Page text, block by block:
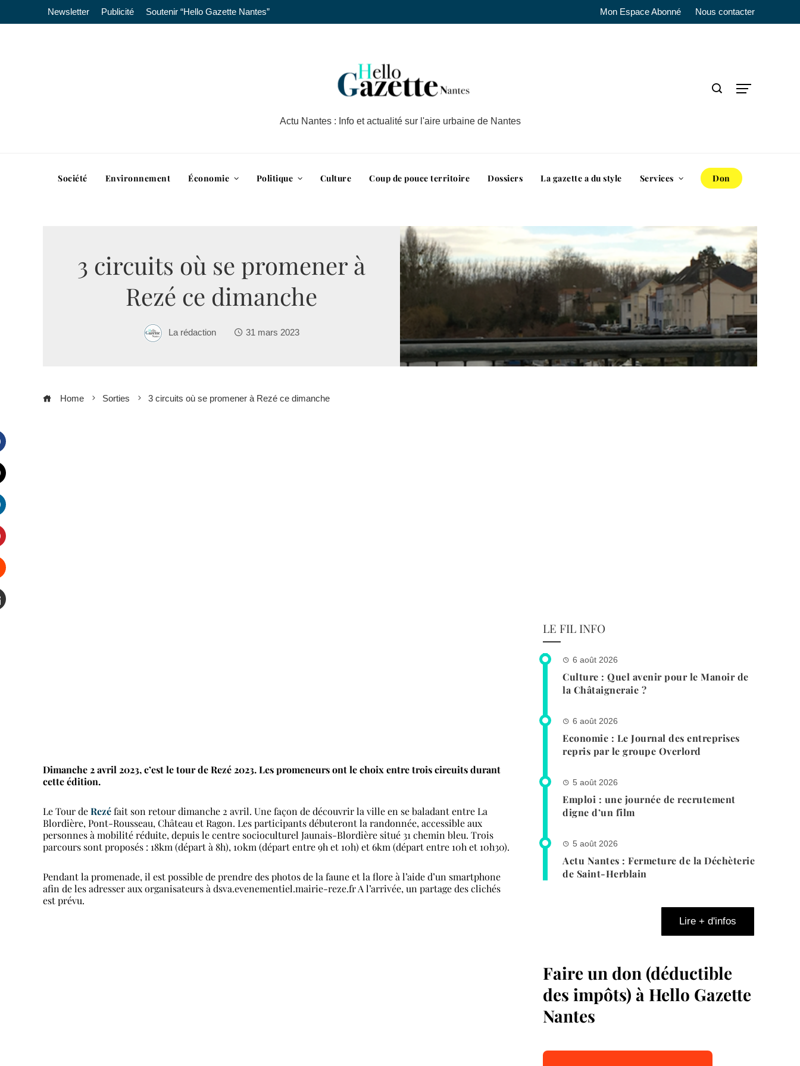
Newsletter Publicité Soutenir “Hello Gazette Nantes” Mon Espace Abonné Nous contacter
Actu Nantes : Info et actualité sur l'aire urbaine de Nantes
Société Environnement Économie Politique Culture Coup de pouce territoire Dossiers La gazette a du style Services Don
3 circuits où se promener à
Rezé ce dimanche
La rédaction 31 mars 2023
Home Sorties 3 circuits où se promener à Rezé ce dimanche
Dimanche 2 avril 2023, c’est le tour de Rezé 2023. Les promeneurs ont le choix entre trois circuits durant
cette édition.
Le Tour deRezéfait son retour dimanche 2 avril. Une façon de découvrir la ville en se baladant entre La
Blordière, Pont-Rousseau, Château et Ragon. Les participants débuteront la randonnée, accessible aux
personnes à mobilité réduite, depuis le centre socioculturel Jaunais-Blordière situé 31 chemin bleu. Trois
parcours sont proposés : 18km (départ à 8h), 10km (départ entre 9h et 10h) et 6km (départ entre 10h et 10h30).
Pendant la promenade, il est possible de prendre des photos de la faune et la flore à l’aide d’un smartphone
afin de les adresser aux organisateurs à dsva.evenementiel.mairie-reze.fr A l’arrivée, un partage des clichés
est prévu.
LE FIL INFO
6 août 2026
Culture : Quel avenir pour le Manoir de
la Châtaigneraie ?
6 août 2026
Economie : Le Journal des entreprises
repris par le groupe Overlord
5 août 2026
Emploi : une journée de recrutement
digne d’un film
5 août 2026
Actu Nantes : Fermeture de la Déchèterie
de Saint-Herblain
Lire + d'infos
Faire un don (déductible
des impôts) à Hello Gazette
Nantes